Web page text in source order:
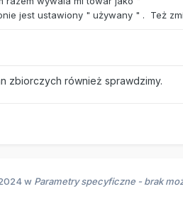
zbiorczych również sprawdzimy.
w Parametry specyficzne - brak